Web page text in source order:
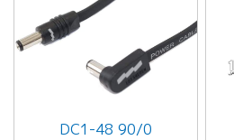
DC1-48 90/0